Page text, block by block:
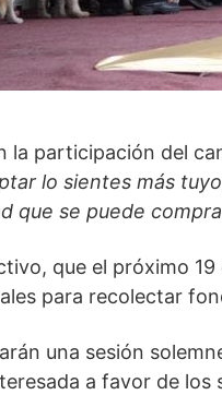
la participación del
lo sientes más
que se puede
que el próximo
para recolectar
una sesión
a favor de